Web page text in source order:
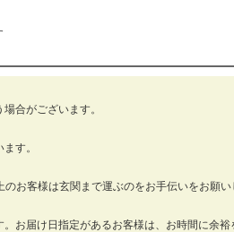
合がございます。
す。
お客様は玄関まで運ぶのをお手伝いをお願い
お届け日指定があるお客様は、お時間に余